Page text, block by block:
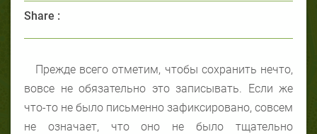
Share :
Прежде всего отметим, чтобы сохранить нечто,
вовсе не обязательно это записывать. Если же
что-то не было письменно зафиксировано, совсем
не означает, что оно не было тщательно